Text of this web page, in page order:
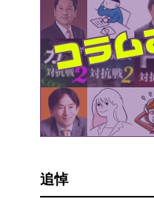
追悼